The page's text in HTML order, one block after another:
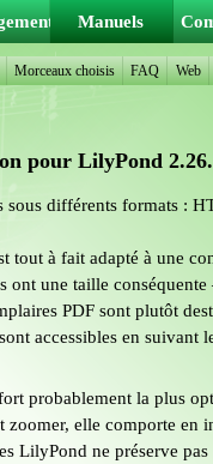
pour LilyPond
sous différents formats :
tout à fait adapté à une
une taille
PDF sont plutôt
accessibles en
probablement la plus
zoomer, elle comporte en
LilyPond ne préserve
Manuels
Morceaux choisis FAQ
Web